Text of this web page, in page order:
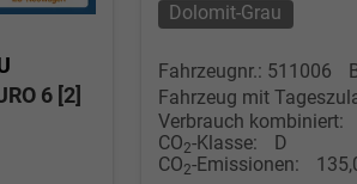
6 [2]
Dolomit-Grau
Fahrzeugnr.: 511006
Fahrzeug mit
Verbrauch kombiniert:
CO2-Klasse:
D
CO2-Emissionen: